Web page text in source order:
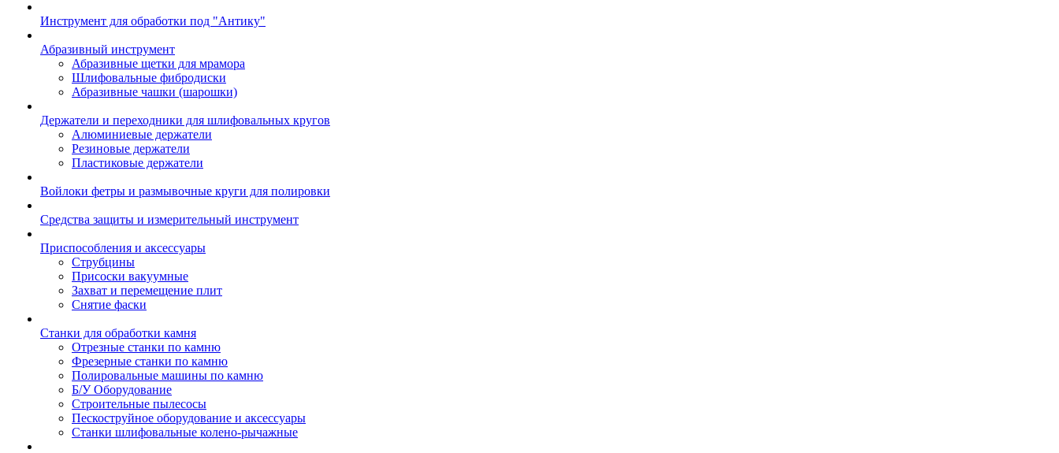
Инструмент для обработки под "Антику"
Абразивный инструмент
Абразивные щетки для мрамора
Шлифовальные фибродиски
Абразивные чашки (шарошки)
Держатели и переходники для шлифовальных кругов
Алюминиевые держатели
Резиновые держатели
Пластиковые держатели
Войлоки фетры и размывочные круги для полировки
Средства защиты и измерительный инструмент
Приспособления и аксессуары
Струбцины
Присоски вакуумные
Захват и перемещение плит
Снятие фаски
Станки для обработки камня
Отрезные станки по камню
Фрезерные станки по камню
Полировальные машины по камню
Б/У Оборудование
Строительные пылесосы
Пескоструйное оборудование и аксессуары
Станки шлифовальные колено-рычажные